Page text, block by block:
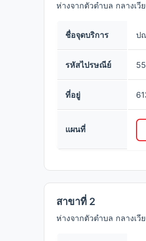
ห่างจากตัวตำบล กลางเวี
ชื่อจุดบริการ ป
รหัสไปรษณีย์
ที่อยู่
แผนที่
สาขาที่ 2
ห่างจากตัวตำบล กลางเ